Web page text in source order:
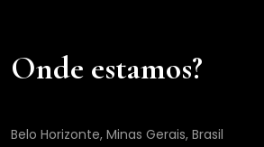
Onde estamos?
Belo Horizonte, Minas Gerais, Brasil